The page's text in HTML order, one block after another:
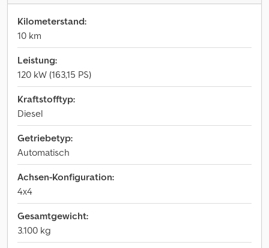
Kilometerstand:
10 km
Leistung:
120 kW (163,15 PS)
Kraftstofftyp:
Diesel
Getriebetyp:
Automatisch
Achsen-Konfiguration:
4x4
Gesamtgewicht:
3.100 kg